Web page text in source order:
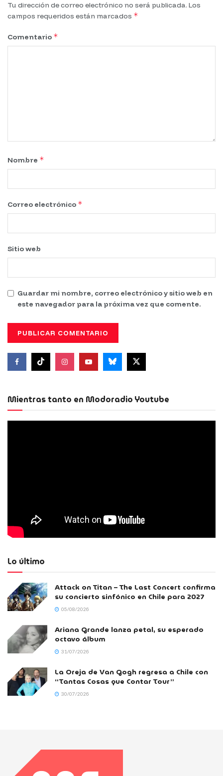
Tu dirección de correo electrónico no será publicada. Los
campos requeridos están marcados *
Comentario *
Nombre *
Correo electrónico *
Sitio web
Guardar mi nombre, correo electrónico y sitio web en
este navegador para la próxima vez que comente.
Mientras tanto en Modoradio Youtube
Lo último
Attack on Titan – The Last Concert confirma
su concierto sinfónico en Chile para 2027
05/08/2026
Ariana Grande lanza petal, su esperado
octavo álbum
31/07/2026
La Oreja de Van Gogh regresa a Chile con
“Tantas Cosas que Contar Tour”
30/07/2026